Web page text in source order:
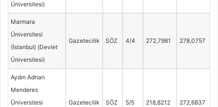
Üniversitesi)
Marmara
Üniversitesi
(İstanbul) (Devlet
Üniversitesi)
Gazetecilik SÖZ 4/4 272,7981 278,0757
Aydın Adnan
Menderes
Üniversitesi
Gazetecilik SÖZ 5/5 218,8212 272,6837